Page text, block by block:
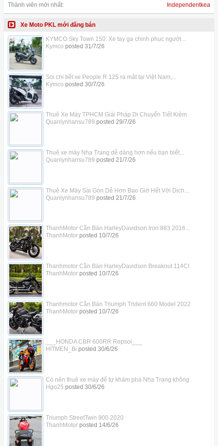
Thành viên mới nhất:
Independentkea
Xe Moto PKL mới đăng bán
KYMCO Sky Town 150: Xe tay ga chinh phục người...
Kymco posted 31/7/26
Soi chi tiết xe People R 125 ra mắt tại Việt Nam,...
Kymco posted 30/7/26
Thuê Xe Máy TPHCM Giải Pháp Di Chuyển Tiết Kiệm
Quanlynhansu789 posted 29/7/26
Thuê xe máy Nha Trang dễ dàng hơn nếu bạn biết...
Quanlynhansu789 posted 21/7/26
Thuê Xe Máy Sài Gòn Dễ Hơn Bao Giờ Hết Với Dịch...
Quanlynhansu789 posted 21/7/26
ThanhMotor Cần Bán HarleyDavidson Iron 883 2016...
ThanhMotorposted 10/7/26
Thanhmotor Cần Bán HarleyDavidson Breakout 114CI
ThanhMotorposted 10/7/26
Thanhmotor Cần Bán Triumph Trident 660 Model 2022
ThanhMotorposted 10/7/26
___HONDA CBR 600RR Repsol___
HITMEN_Bi posted 30/6/26
Có nên thuê xe máy để tự khám phá Nha Trang không
Hgo25 posted 30/6/26
Triumph StreetTwin 900 2020
ThanhMotorposted 14/6/26